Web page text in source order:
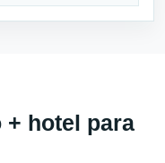
+ hotel para